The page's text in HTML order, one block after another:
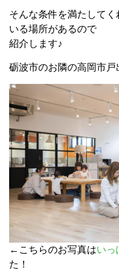
そんな条件を満たして
いる場所があるので
紹介します♪
砺波市のお隣の高岡市戸
←こちらのお写真はいっ
た！